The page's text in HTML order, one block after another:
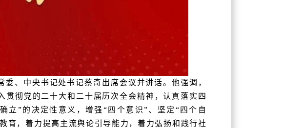
、中央书记处书记蔡奇出席会议并讲话。他强调，
彻党的二十大和二十届历次全会精神，认真落实四
立”的决定性意义，增强“四个意识”、坚定“四个自
育，着力提高主流舆论引导能力，着力弘扬和践行社